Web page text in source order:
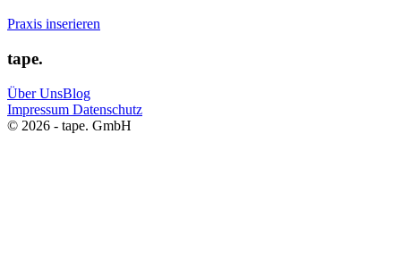
Praxis inserieren
tape.
Über UnsBlog
Impressum Datenschutz
© 2026 - tape. GmbH